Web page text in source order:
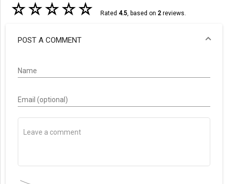
☆☆☆☆☆ Rated 4.5, based on 2reviews.
POST A COMMENT
Name
Email (optional)